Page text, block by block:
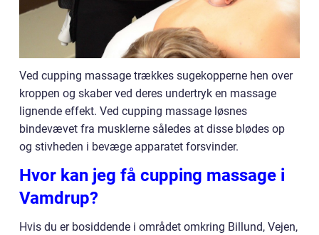
Ved cupping massage trækkes sugekopperne hen over
kroppen og skaber ved deres undertryk en massage
lignende effekt. Ved cupping massage løsnes
bindevævet fra musklerne således at disse blødes op
og stivheden i bevæge apparatet forsvinder.
Hvor kan jeg få cupping massage i
Vamdrup?
Hvis du er bosiddende i området omkring Billund, Vejen,